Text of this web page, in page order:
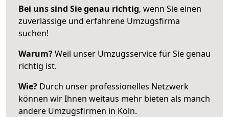
Bei uns sind Sie genau richtig, wenn Sie einen
zuverlässige und erfahrene Umzugsfirma
suchen!
Warum?Weil unser Umzugsservice für Sie genau
richtig ist.
Wie? Durch unser professionelles Netzwerk
können wir Ihnen weitaus mehr bieten als manch
andere Umzugsfirmen in Köln.